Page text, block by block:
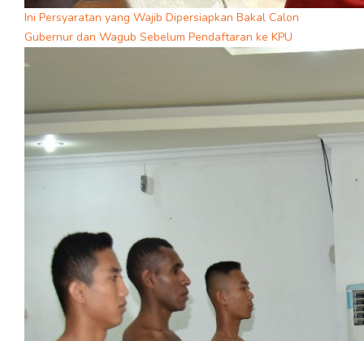
Ini Persyaratan yang Wajib Dipersiapkan Bakal Calon
Gubernur dan Wagub Sebelum Pendaftaran ke KPU